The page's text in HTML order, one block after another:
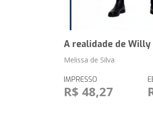
A realidade de Willy
Melissa de Silva
IMPRESSO
R$ 48,27